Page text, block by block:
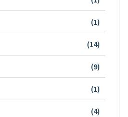
(1)
(14)
(9)
(1)
(4)